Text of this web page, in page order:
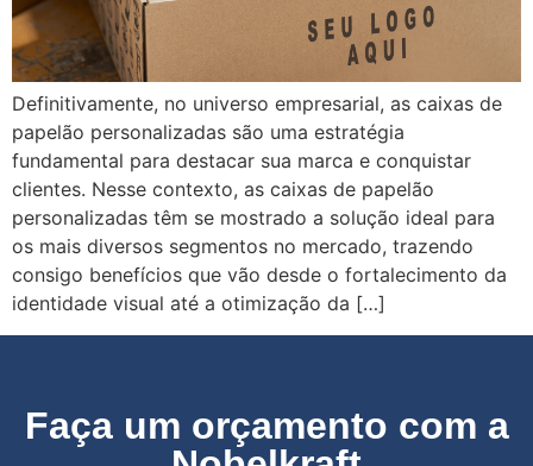
Definitivamente, no universo empresarial, as caixas de
papelão personalizadas são uma estratégia
fundamental para destacar sua marca e conquistar
clientes. Nesse contexto, as caixas de papelão
personalizadas têm se mostrado a solução ideal para
os mais diversos segmentos no mercado, trazendo
consigo benefícios que vão desde o fortalecimento da
identidade visual até a otimização da […]
Faça um orçamento com a